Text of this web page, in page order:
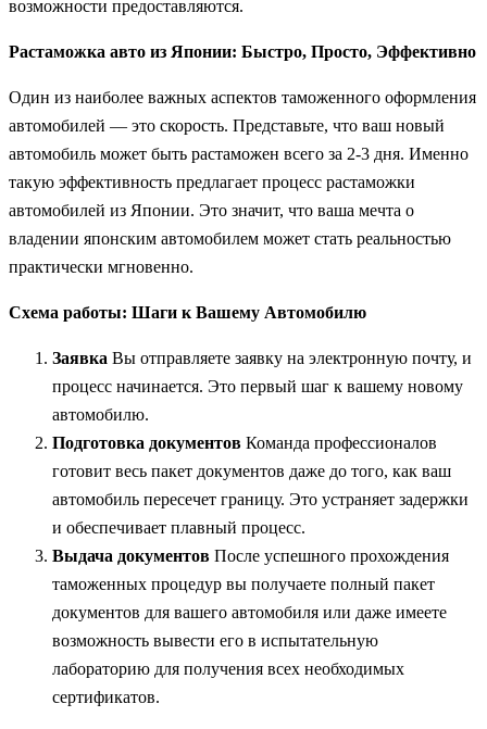
возможности предоставляются.
Растаможка авто из Японии: Быстро, Просто, Эффективно
Один из наиболее важных аспектов таможенного оформления
автомобилей — это скорость. Представьте, что ваш новый
автомобиль может быть растаможен всего за 2-3 дня. Именно
такую эффективность предлагает процесс растаможки
автомобилей из Японии. Это значит, что ваша мечта о
владении японским автомобилем может стать реальностью
практически мгновенно.
Схема работы: Шаги к Вашему Автомобилю
Заявка Вы отправляете заявку на электронную почту, и
процесс начинается. Это первый шаг к вашему новому
автомобилю.
Подготовка документов Команда профессионалов
готовит весь пакет документов даже до того, как ваш
автомобиль пересечет границу. Это устраняет задержки
и обеспечивает плавный процесс.
Выдача документов После успешного прохождения
таможенных процедур вы получаете полный пакет
документов для вашего автомобиля или даже имеете
возможность вывести его в испытательную
лабораторию для получения всех необходимых
сертификатов.